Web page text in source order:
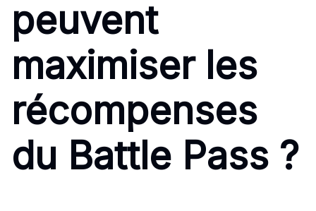
peuvent
maximiser les
récompenses
du Battle Pass ?